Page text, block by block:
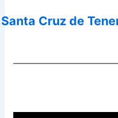
Santa Cruz de